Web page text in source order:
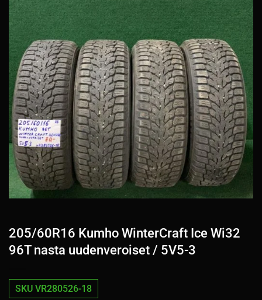
205/60R16 Kumho WinterCraft Ice Wi32
96T nasta uudenveroiset / 5V5-3
SKU VR280526-18